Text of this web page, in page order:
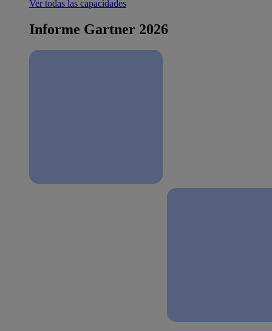
Ver todas las capacidades
Informe Gartner 2026